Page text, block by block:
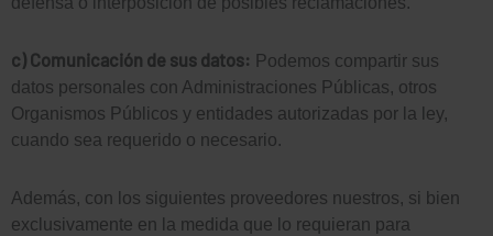
c) Comunicación de sus datos: Podemos compartir sus
datos personales con Administraciones Públicas, otros
Organismos Públicos y entidades autorizadas por la ley,
cuando sea requerido o necesario.
Además, con los siguientes proveedores nuestros, si bien
exclusivamente en la medida que lo requieran para
+ 34 963 86 05 00
info@idrica.com
©2026 Idrica
Aviso de Privacidad
Política de cookies